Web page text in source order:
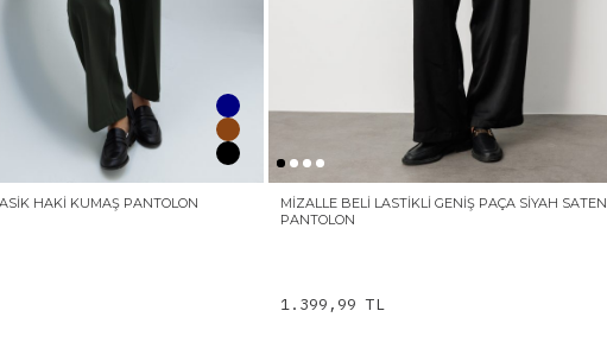
HAKI KUMAŞ PANTOLON
MIZALLE BELI LASTIKLI GENIŞ PAÇA SIYAH SATEN
PANTOLON
1.399,99 TL